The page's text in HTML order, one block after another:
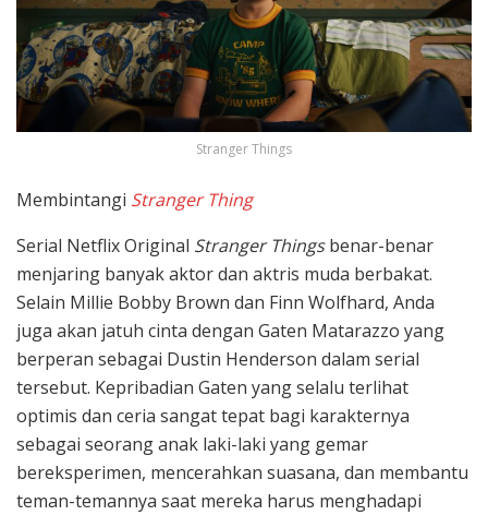
Stranger Things
Membintangi Stranger Thing
Serial Netflix Original Stranger Thingsbenar-benar
menjaring banyak aktor dan aktris muda berbakat.
Selain Millie Bobby Brown dan Finn Wolfhard, Anda
juga akan jatuh cinta dengan Gaten Matarazzo yang
berperan sebagai Dustin Henderson dalam serial
tersebut. Kepribadian Gaten yang selalu terlihat
optimis dan ceria sangat tepat bagi karakternya
sebagai seorang anak laki-laki yang gemar
bereksperimen, mencerahkan suasana, dan membantu
teman-temannya saat mereka harus menghadapi